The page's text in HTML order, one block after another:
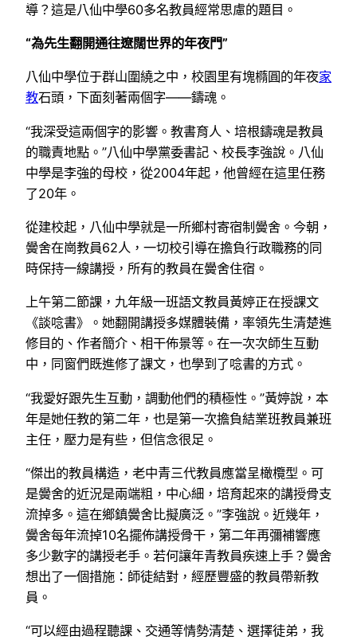
導？這是八仙中學60多名教員經常思慮的題目。
“為先生翻開通往遼闊世界的年夜門”
八仙中學位于群山圍繞之中，校園里有塊橢圓的年夜家
教石頭，下面刻著兩個字——鑄魂。
“我深受這兩個字的影響。教書育人、培根鑄魂是教員
的職責地點。”八仙中學黨委書記、校長李強說。八仙
中學是李強的母校，從2004年起，他曾經在這里任務
了20年。
從建校起，八仙中學就是一所鄉村寄宿制黌舍。今朝，
黌舍在崗教員62人，一切校引導在擔負行政職務的同
時保持一線講授，所有的教員在黌舍住宿。
上午第二節課，九年級一班語文教員黃婷正在授課文
《談唸書》。她翻開講授多媒體裝備，率領先生清楚進
修目的、作者簡介、相干佈景等。在一次次師生互動
中，同窗們既進修了課文，也學到了唸書的方式。
“我愛好跟先生互動，調動他們的積極性。”黃婷說，本
年是她任教的第二年，也是第一次擔負結業班教員兼班
主任，壓力是有些，但信念很足。
“傑出的教員構造，老中青三代教員應當呈橄欖型。可
是黌舍的近況是兩端粗，中心細，培育起來的講授骨支
流掉多。這在鄉鎮黌舍比擬廣泛。”李強說。近幾年，
黌舍每年流掉10名擺佈講授骨干，第二年再彌補響應
多少數字的講授老手。若何讓年青教員疾速上手？黌舍
想出了一個措施：師徒結對，經歷豐盛的教員帶新教
員。
“可以經由過程聽課、交通等情勢清楚、選擇徒弟，我